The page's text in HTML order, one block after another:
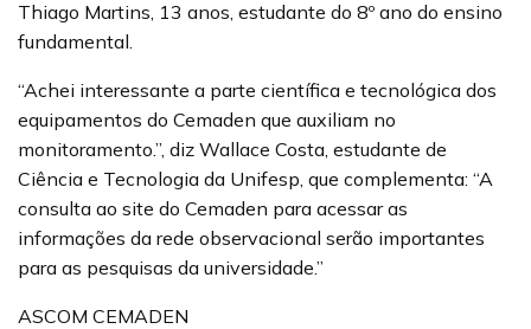
Thiago Martins, 13 anos, estudante do 8º ano do ensino
fundamental.
“Achei interessante a parte científica e tecnológica dos
equipamentos do Cemaden que auxiliam no
monitoramento.”, diz Wallace Costa, estudante de
Ciência e Tecnologia da Unifesp, que complementa: “A
consulta ao site do Cemaden para acessar as
informações da rede observacional serão importantes
para as pesquisas da universidade.”
ASCOM CEMADEN